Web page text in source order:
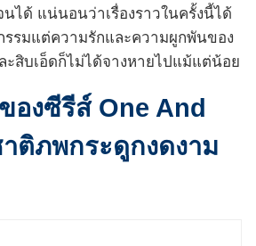
ได้ แน่นอนว่าเรื่องราวในครั้งนี้ได้
รรมแต่ความรักและความผูกพันของ
ะสิบเอ็ดก็ไม่ได้จางหายไปแม้แต่น้อย
องซีรีส์ One And
ติภพกระดูกงดงาม